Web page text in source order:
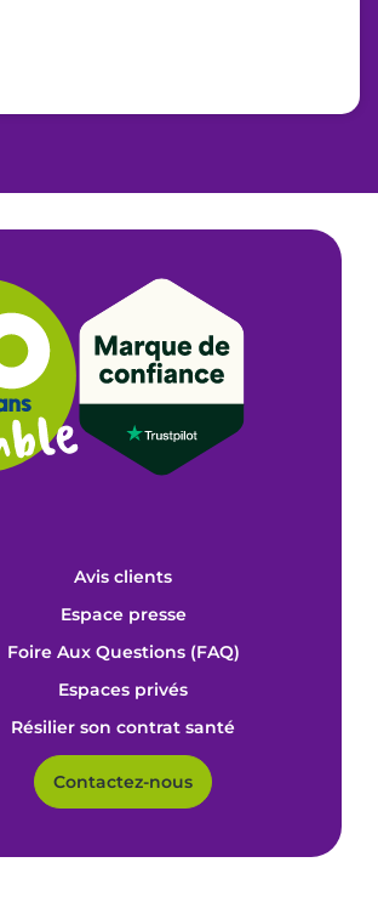
Avis clients
Espace presse
Foire Aux Questions (FAQ)
Espaces privés
Résilier son contrat santé
Contactez-nous